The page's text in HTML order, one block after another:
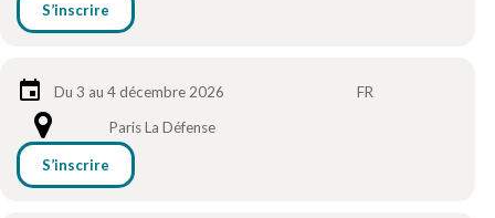
S’inscrire
Du 3 au 4 décembre 2026
FR
Paris La Défense
S’inscrire